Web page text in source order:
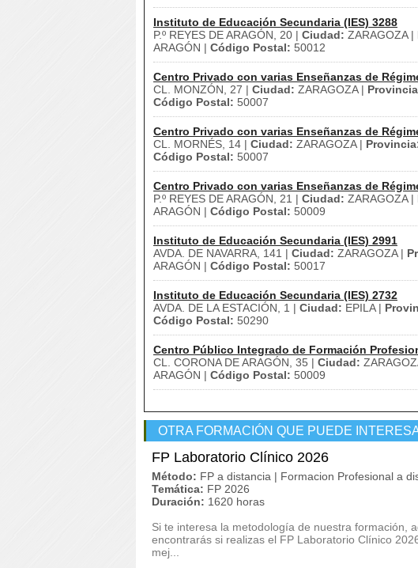
Instituto de Educación Secundaria (IES) 3288
P.º REYES DE ARAGÓN, 20 | Ciudad: ZARAGOZA |
ARAGÓN | Código Postal: 50012
Centro Privado con varias Enseñanzas de
CL. MONZÓN, 27 | Ciudad: ZARAGOZA |
Código Postal: 50007
Centro Privado con varias Enseñanzas de
CL. MORNÉS, 14 | Ciudad: ZARAGOZA |
Código Postal: 50007
Centro Privado con varias Enseñanzas de
P.º REYES DE ARAGÓN, 21 | Ciudad: ZARAGOZA |
ARAGÓN | Código Postal: 50009
Instituto de Educación Secundaria (IES) 2991
AVDA. DE NAVARRA, 141 | Ciudad: ZARAGOZA |
ARAGÓN | Código Postal: 50017
Instituto de Educación Secundaria (IES) 2732
AVDA. DE LA ESTACIÓN, 1 | Ciudad: EPILA |
Código Postal: 50290
Centro Público Integrado de Formación
CL. CORONA DE ARAGÓN, 35 | Ciudad:
ARAGÓN | Código Postal: 50009
OTRA FORMACIÓN QUE PUEDE
FP Laboratorio Clínico 2026
Método: FP a distancia | Formacion Profesional a
Temática: FP 2026
Duración: 1620 horas
Si te interesa la metodología de nuestra formación,
encontrarás si realizas el FP Laboratorio Clínico
mej...